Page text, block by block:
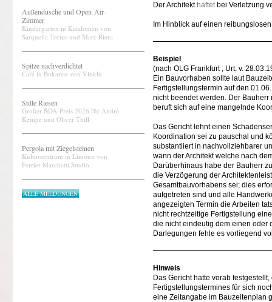
Außendusche und Open-Air-
Zimmer
Kindergarten in Katalonien von
Sarquella Torres und Marc Riera
Spitze nachverdichtet
Café in Bukarest von Vinklu
Stille Riesen
Großer BDA-Preis 2026 für André
Kempe und Oliver Thill
Pergola mit Ziegelsteinen
Kulturzentrum in Limoux von
Ferrier Marchetti Studio
ALLE MELDUNGEN
Der Architekt haftetbei Verletzung
Im Hinblick auf einen
Beispiel
(nach OLG Frankfurt , Urt. v.
Ein Bauvorhaben sollte laut
Fertigstellungstermin auf den
nicht beendet werden. Der
beruft sich auf eine mangelnde
Das Gericht lehnt einen
Koordination sei zu pauschal und
substantiiert in nachvollziehbarer
wann der Architekt welche nach
Darüberhinaus habe der Bauherr
die Verzögerung der
Gesamtbauvorhabens sei; dies
aufgetreten sind und alle
angezeigten Termin die Arbeiten
nicht rechtzeitige Fertigstellung
die nicht eindeutig dem einen oder
Darlegungen fehle es vorliegend
Hinweis
Das Gericht hatte vorab
Fertigstellungstermines für sich
eine Zeitangabe im Bauzeitenplan